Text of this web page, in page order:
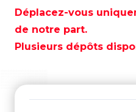
POLYFORM
A-
2
SCANB50B
Déplacez-vous
de notre part.
Plusieurs dépôts